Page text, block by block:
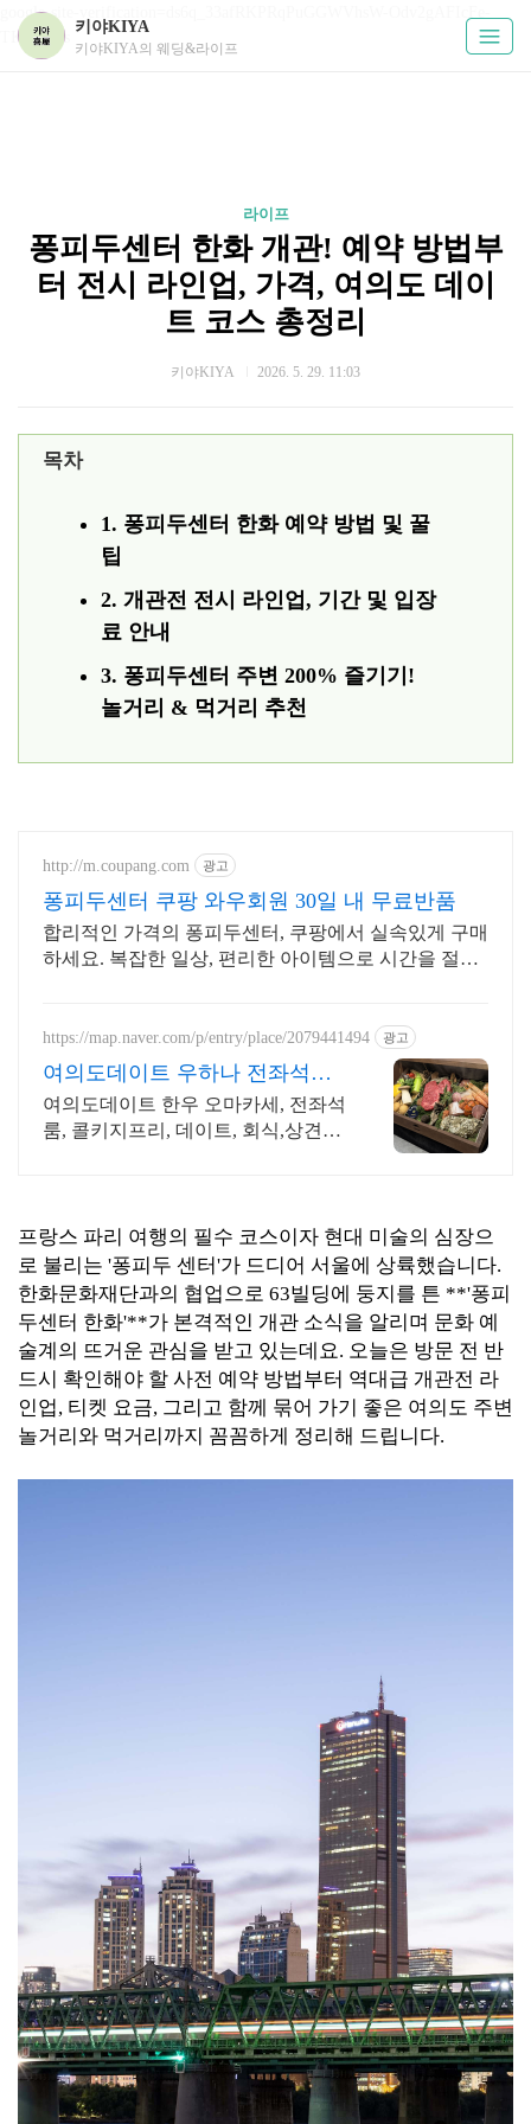
google-site-verification=ds6q_33afRKPRqPuGGWVhsW-Odv2gAFIcFe-
TKUPHos
키야KIYA
키야KIYA의 웨딩&라이프
라이프
퐁피두센터 한화 개관! 예약 방법부
터 전시 라인업, 가격, 여의도 데이
트 코스 총정리
키야KIYA 2026. 5. 29. 11:03
목차
1. 퐁피두센터 한화 예약 방법 및 꿀
팁
2. 개관전 전시 라인업, 기간 및 입장
료 안내
3. 퐁피두센터 주변 200% 즐기기!
놀거리 & 먹거리 추천
http://m.coupang.com 광고
퐁피두센터 쿠팡 와우회원 30일 내 무료반품
합리적인 가격의 퐁피두센터, 쿠팡에서 실속있게 구매
하세요. 복잡한 일상, 편리한 아이템으로 시간을 절약
https://map.naver.com/p/entry/place/2079441494 광고
여의도데이트 우하나 전좌석프
라이빗룸, 한우코스
여의도데이트 한우 오마카세, 전좌석
룸, 콜키지프리, 데이트, 회식,상견례,
프랑스 파리 여행의 필수 코스이자 현대 미술의 심장으
로 불리는 '퐁피두 센터'가 드디어 서울에 상륙했습니다.
한화문화재단과의 협업으로 63빌딩에 둥지를 튼 **'퐁피
두센터 한화'**가 본격적인 개관 소식을 알리며 문화 예
술계의 뜨거운 관심을 받고 있는데요. 오늘은 방문 전 반
드시 확인해야 할 사전 예약 방법부터 역대급 개관전 라
인업, 티켓 요금, 그리고 함께 묶어 가기 좋은 여의도 주변
놀거리와 먹거리까지 꼼꼼하게 정리해 드립니다.